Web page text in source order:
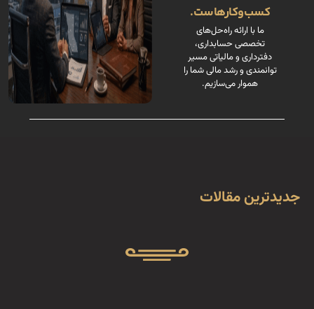
کسب‌وکارهاست.
ما با ارائه راه‌حل‌های
تخصصی حسابداری،
دفترداری و مالیاتی مسیر
توانمندی و رشد مالی شما را
هموار می‌سازیم.
جديدترين مقالات